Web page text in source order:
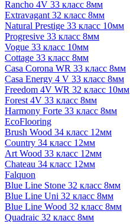
Rancho 4V 33 класс 8мм
Extravagant 32 класс 8мм
Natural Prestige 33 класс 10мм
Progresive 33 класс 8мм
Vogue 33 класс 10мм
Cottage 33 класс 8мм
Casa Corona WR 33 класс 8мм
Casa Energy 4 V 33 класс 8мм
Freedom 4V WR 32 класс 10мм
Forest 4V 33 класс 8мм
Harmony Forte 33 класс 8мм
EcoFlooring
Brush Wood 34 класс 12мм
Country 34 класс 12мм
Art Wood 33 класс 12мм
Chateau 34 класс 12мм
Falquon
Blue Line Stone 32 класс 8мм
Blue Line Uni 32 класс 8мм
Blue Line Wood 32 класс 8мм
Quadraic 32 класс 8мм